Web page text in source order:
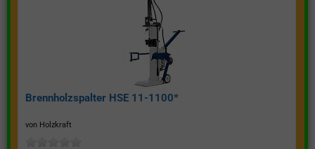
Brennholzspalter HSE 11-1100*
von Holzkraft